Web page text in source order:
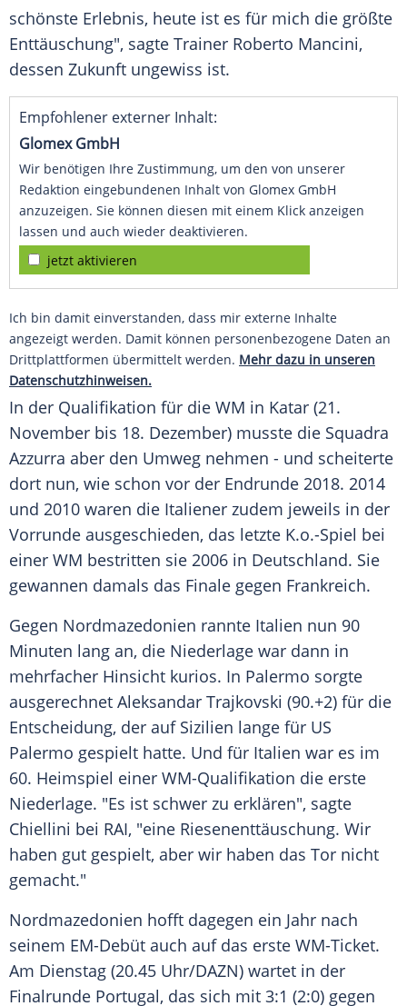
schönste Erlebnis, heute ist es für mich die größte
Enttäuschung", sagte Trainer Roberto Mancini,
dessen Zukunft ungewiss ist.
Empfohlener externer Inhalt:
Glomex GmbH
Wir benötigen Ihre Zustimmung, um den von unserer
Redaktion eingebundenen Inhalt von Glomex GmbH
anzuzeigen. Sie können diesen mit einem Klick anzeigen
lassen und auch wieder deaktivieren.
jetzt aktivieren
Ich bin damit einverstanden, dass mir externe Inhalte
angezeigt werden. Damit können personenbezogene Daten an
Drittplattformen übermittelt werden. Mehr dazu in unseren
Datenschutzhinweisen.
In der Qualifikation für die WM in Katar (21.
November bis 18. Dezember) musste die Squadra
Azzurra aber den Umweg nehmen - und scheiterte
dort nun, wie schon vor der Endrunde 2018. 2014
und 2010 waren die Italiener zudem jeweils in der
Vorrunde ausgeschieden, das letzte K.o.-Spiel bei
einer WM bestritten sie 2006 in Deutschland. Sie
gewannen damals das Finale gegen Frankreich.
Gegen Nordmazedonien rannte Italien nun 90
Minuten lang an, die Niederlage war dann in
mehrfacher Hinsicht kurios. In Palermo sorgte
ausgerechnet Aleksandar Trajkovski (90.+2) für die
Entscheidung, der auf Sizilien lange für US
Palermo gespielt hatte. Und für Italien war es im
60. Heimspiel einer WM-Qualifikation die erste
Niederlage. "Es ist schwer zu erklären", sagte
Chiellini bei RAI, "eine Riesenenttäuschung. Wir
haben gut gespielt, aber wir haben das Tor nicht
gemacht."
Nordmazedonien hofft dagegen ein Jahr nach
seinem EM-Debüt auch auf das erste WM-Ticket.
Am Dienstag (20.45 Uhr/DAZN) wartet in der
Finalrunde Portugal, das sich mit 3:1 (2:0) gegen